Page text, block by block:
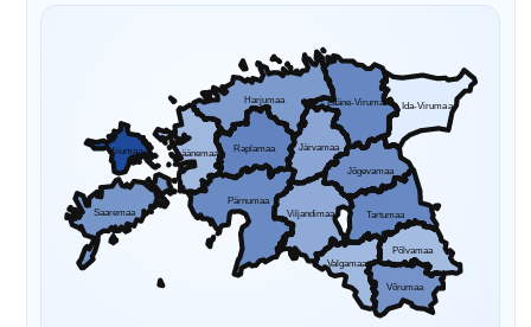
Hiiumaa
Saaremaa
Pärnumaa
Läänemaa Raplamaa
Harjumaa Lääne-Virumaa Ida-Virumaa
Järvamaa
Jõgevamaa
Viljandimaa Tartumaa
Põlvamaa
Võrumaa
Valgamaa